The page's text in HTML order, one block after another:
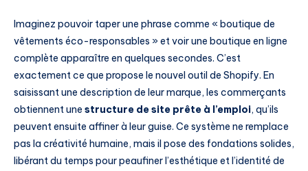
Imaginez pouvoir taper une phrase comme « boutique de
vêtements éco-responsables » et voir une boutique en ligne
complète apparaître en quelques secondes. C’est
exactement ce que propose le nouvel outil de Shopify. En
saisissant une description de leur marque, les commerçants
obtiennent une structure de site prête à l’emploi, qu’ils
peuvent ensuite affiner à leur guise. Ce système ne remplace
pas la créativité humaine, mais il pose des fondations solides,
libérant du temps pour peaufiner l’esthétique et l’identité de